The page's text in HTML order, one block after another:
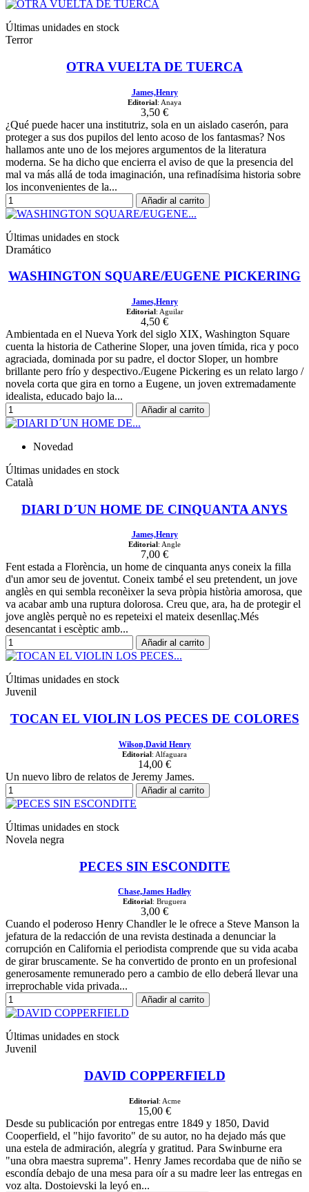
Últimas unidades en stock
Terror
OTRA VUELTA DE TUERCA
James,Henry
Editorial: Anaya
3,50 €
¿Qué puede hacer una institutriz, sola en un aislado caserón, para
proteger a sus dos pupilos del lento acoso de los fantasmas? Nos
hallamos ante uno de los mejores argumentos de la literatura
moderna. Se ha dicho que encierra el aviso de que la presencia del
mal va más allá de toda imaginación, una refinadísima historia sobre
los inconvenientes de la...
Añadir al carrito
Últimas unidades en stock
Dramático
WASHINGTON SQUARE/EUGENE PICKERING
James,Henry
Editorial: Aguilar
4,50 €
Ambientada en el Nueva York del siglo XIX, Washington Square
cuenta la historia de Catherine Sloper, una joven tímida, rica y poco
agraciada, dominada por su padre, el doctor Sloper, un hombre
brillante pero frío y despectivo./Eugene Pickering es un relato largo /
novela corta que gira en torno a Eugene, un joven extremadamente
idealista, educado bajo la...
Añadir al carrito
Novedad
Últimas unidades en stock
Català
DIARI D´UN HOME DE CINQUANTA ANYS
James,Henry
Editorial : Angle
7,00 €
Fent estada a Florència, un home de cinquanta anys coneix la filla
d'un amor seu de joventut. Coneix també el seu pretendent, un jove
anglès en qui sembla reconèixer la seva pròpia història amorosa, que
va acabar amb una ruptura dolorosa. Creu que, ara, ha de protegir el
jove anglès perquè no es repeteixi el mateix desenllaç.Més
desencantat i escèptic amb...
Añadir al carrito
Últimas unidades en stock
Juvenil
TOCAN EL VIOLIN LOS PECES DE COLORES
Wilson,David Henry
Editorial: Alfaguara
14,00 €
Un nuevo libro de relatos de Jeremy James.
Añadir al carrito
Últimas unidades en stock
Novela negra
PECES SIN ESCONDITE
Chase,James Hadley
Editorial : Bruguera
3,00 €
Cuando el poderoso Henry Chandler le le ofrece a Steve Manson la
jefatura de la redacción de una revista destinada a denunciar la
corrupción en California el periodista comprende que su vida acaba
de girar bruscamente. Se ha convertido de pronto en un profesional
generosamente remunerado pero a cambio de ello deberá llevar una
irreprochable vida privada...
Añadir al carrito
Últimas unidades en stock
Juvenil
DAVID COPPERFIELD
Editorial: Acme
15,00 €
Desde su publicación por entregas entre 1849 y 1850, David
Cooperfield, el "hijo favorito" de su autor, no ha dejado más que
una estela de admiración, alegría y gratitud. Para Swinburne era
"una obra maestra suprema". Henry James recordaba que de niño se
escondía debajo de una mesa para oír a su madre leer las entregas en
voz alta. Dostoievski la leyó en...